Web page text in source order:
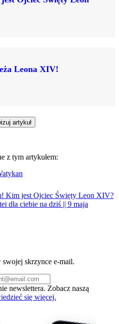
Leona XIV!
artykuł
z tym artykułem:
Kim jest Ojciec Święty Leon XIV?
dla ciebie na dziś || 9 maja
skrzynce e-mail.
newslettera. Zobacz naszą
się więcej.